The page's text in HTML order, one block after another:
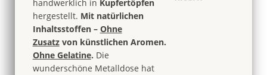
handwerklich in Kupfertöpfen
hergestellt. Mit natürlichen
Inhaltsstoffen – Ohne
Zusatzvon künstlichen Aromen.
Ohne Gelatine. Die
wunderschöne Metalldose hat